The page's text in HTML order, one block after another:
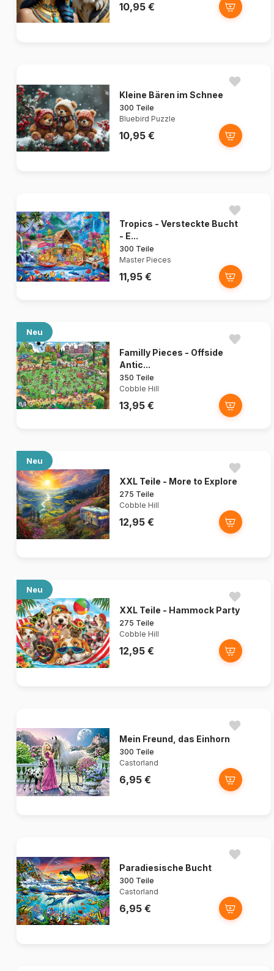
10,95 €
Kleine Bären im Schnee
300 Teile
Bluebird Puzzle
10,95 €
Tropics - Versteckte Bucht
- E...
300 Teile
Master Pieces
11,95 €
Neu
Familly Pieces - Offside
Antic...
350 Teile
Cobble Hill
13,95 €
Neu
XXL Teile - More to Explore
275 Teile
Cobble Hill
12,95 €
Neu
XXL Teile - Hammock Party
275 Teile
Cobble Hill
12,95 €
Mein Freund, das Einhorn
300 Teile
Castorland
6,95 €
Paradiesische Bucht
300 Teile
Castorland
6,95 €